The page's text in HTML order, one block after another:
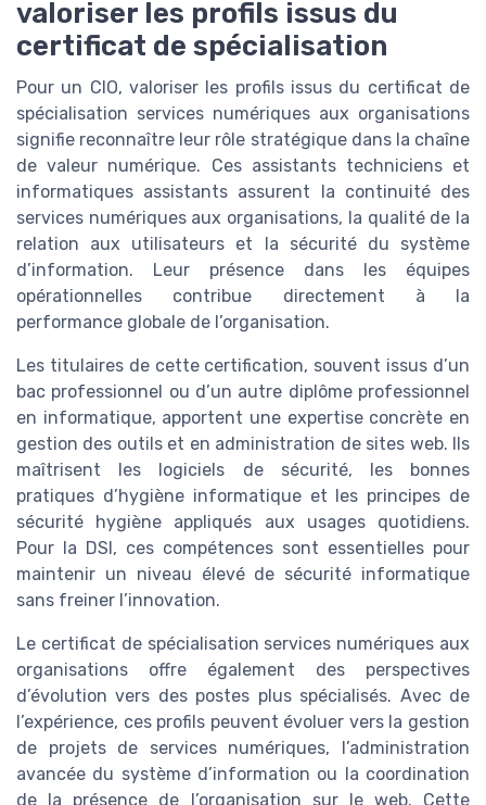
valoriser les profils issus du
certificat de spécialisation
Pour un CIO, valoriser les profils issus du certificat de
spécialisation services numériques aux organisations
signifie reconnaître leur rôle stratégique dans la chaîne
de valeur numérique. Ces assistants techniciens et
informatiques assistants assurent la continuité des
services numériques aux organisations, la qualité de la
relation aux utilisateurs et la sécurité du système
d’information. Leur présence dans les équipes
opérationnelles contribue directement à la
performance globale de l’organisation.
Les titulaires de cette certification, souvent issus d’un
bac professionnel ou d’un autre diplôme professionnel
en informatique, apportent une expertise concrète en
gestion des outils et en administration de sites web. Ils
maîtrisent les logiciels de sécurité, les bonnes
pratiques d’hygiène informatique et les principes de
sécurité hygiène appliqués aux usages quotidiens.
Pour la DSI, ces compétences sont essentielles pour
maintenir un niveau élevé de sécurité informatique
sans freiner l’innovation.
Le certificat de spécialisation services numériques aux
organisations offre également des perspectives
d’évolution vers des postes plus spécialisés. Avec de
l’expérience, ces profils peuvent évoluer vers la gestion
de projets de services numériques, l’administration
avancée du système d’information ou la coordination
de la présence de l’organisation sur le web. Cette